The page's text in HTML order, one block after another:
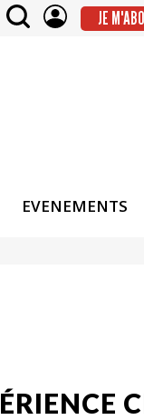
JE
EVENEMENTS